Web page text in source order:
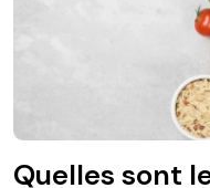
Quelles sont